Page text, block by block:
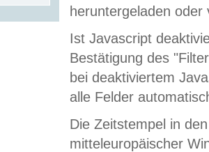
heruntergeladen oder
Ist Javascript
Bestätigung des
bei deaktiviertem
alle Felder
Die Zeitstempel in
mitteleuropäischer